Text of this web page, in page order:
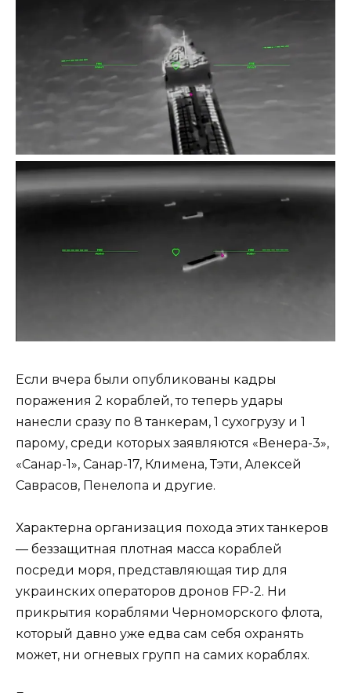
Если вчера были опубликованы кадры
поражения 2 кораблей, то теперь удары
нанесли сразу по 8 танкерам, 1 сухогрузу и 1
парому, среди которых заявляются «Венера-3»,
«Санар-1», Санар-17, Климена, Тэти, Алексей
Саврасов, Пенелопа и другие.
Характерна организация похода этих танкеров
— беззащитная плотная масса кораблей
посреди моря, представляющая тир для
украинских операторов дронов FP-2. Ни
прикрытия кораблями Черноморского флота,
который давно уже едва сам себя охранять
может, ни огневых групп на самих кораблях.